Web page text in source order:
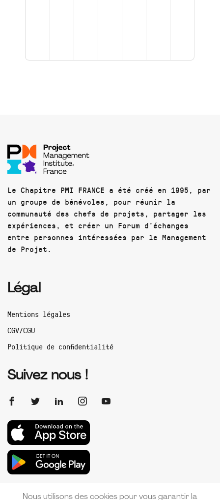
Le Chapitre PMI FRANCE a été créé en 1995, par
un groupe de bénévoles, pour réunir la
communauté des chefs de projets, partager les
expériences, et créer un Forum d'échanges
entre personnes intéressées par le Management
de Projet.
Légal
Mentions légales
CGV/CGU
Politique de confidentialité
Suivez nous !
Nous utilisons des cookies pour vous garantir la